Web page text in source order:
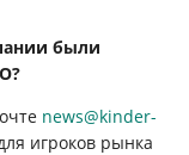
были
?
news@kinder-
игроков рынка